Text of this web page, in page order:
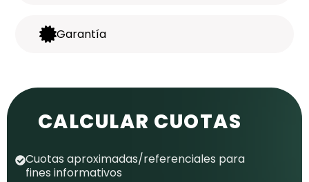
Garantía
CALCULAR CUOTAS
Cuotas aproximadas/referenciales para
fines informativos